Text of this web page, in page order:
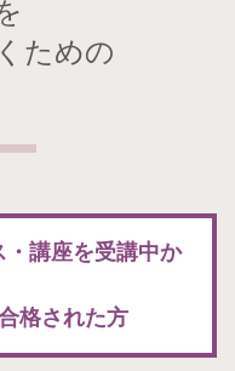
ための
講座を受講中か
格された方